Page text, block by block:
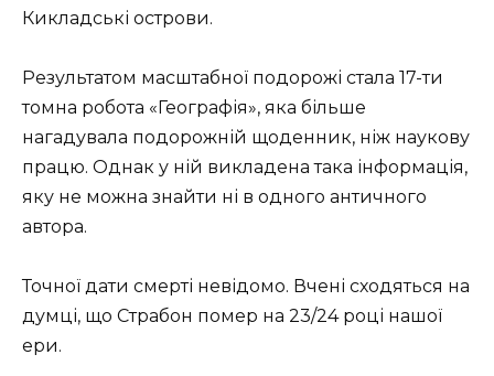
Кикладські острови.
Результатом масштабної подорожі стала 17-ти
томна робота «Географія», яка більше
нагадувала подорожній щоденник, ніж наукову
працю. Однак у ній викладена така інформація,
яку не можна знайти ні в одного античного
автора.
Точної дати смерті невідомо. Вчені сходяться на
думці, що Страбон помер на 23/24 році нашої
ери.